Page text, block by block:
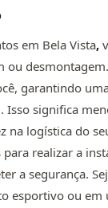
em Bela Vista,
ou
garantindo
. Isso significa
na logística do
realizar a
a segurança.
esportivo ou em